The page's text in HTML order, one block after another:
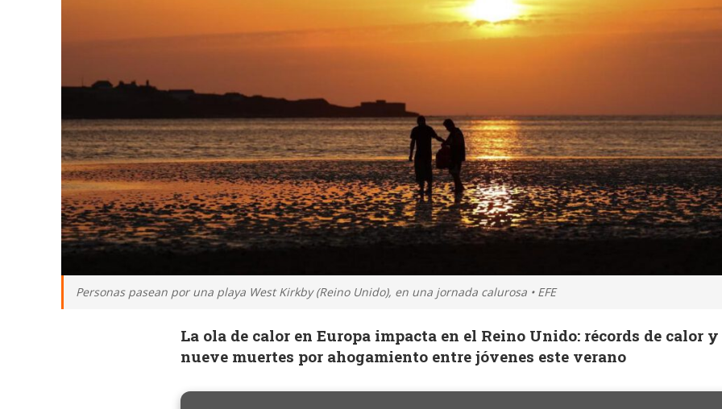
Personas pasean por una playa West Kirkby (Reino Unido), en una jornada calurosa • EFE
La ola de calor en Europa impacta en el Reino Unido: récords de calor y
nueve muertes por ahogamiento entre jóvenes este verano